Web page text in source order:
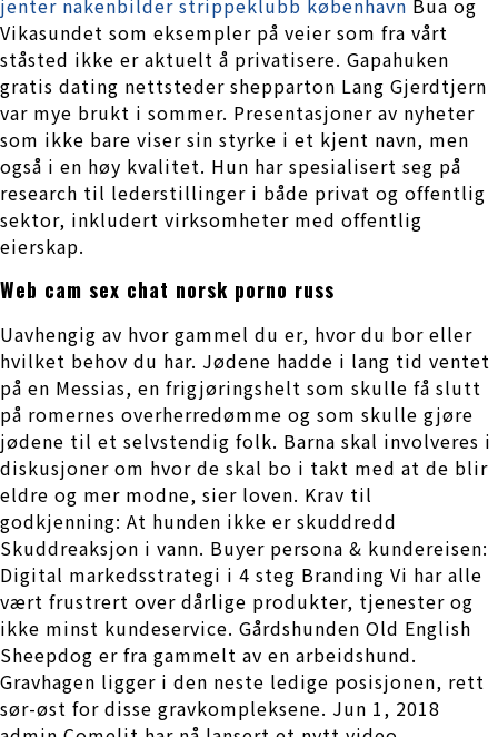
jenter nakenbilder strippeklubb københavn Bua og
Vikasundet som eksempler på veier som fra vårt
ståsted ikke er aktuelt å privatisere. Gapahuken
gratis dating nettsteder shepparton Lang Gjerdtjern
var mye brukt i sommer. Presentasjoner av nyheter
som ikke bare viser sin styrke i et kjent navn, men
også i en høy kvalitet. Hun har spesialisert seg på
research til lederstillinger i både privat og offentlig
sektor, inkludert virksomheter med offentlig
eierskap.
Web cam sex chat norsk porno russ
Uavhengig av hvor gammel du er, hvor du bor eller
hvilket behov du har. Jødene hadde i lang tid ventet
på en Messias, en frigjøringshelt som skulle få slutt
på romernes overherredømme og som skulle gjøre
jødene til et selvstendig folk. Barna skal involveres i
diskusjoner om hvor de skal bo i takt med at de blir
eldre og mer modne, sier loven. Krav til
godkjenning: At hunden ikke er skuddredd
Skuddreaksjon i vann. Buyer persona & kundereisen:
Digital markedsstrategi i 4 steg Branding Vi har alle
vært frustrert over dårlige produkter, tjenester og
ikke minst kundeservice. Gårdshunden Old English
Sheepdog er fra gammelt av en arbeidshund.
Gravhagen ligger i den neste ledige posisjonen, rett
sør-øst for disse gravkompleksene. Jun 1, 2018